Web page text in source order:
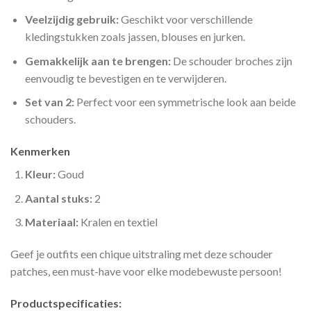
Veelzijdig gebruik:Geschikt voor verschillende
kledingstukken zoals jassen, blouses en jurken.
Gemakkelijk aan te brengen:De schouder broches zijn
eenvoudig te bevestigen en te verwijderen.
Set van 2:Perfect voor een symmetrische look aan beide
schouders.
Kenmerken
Kleur:Goud
Aantal stuks:2
Materiaal:Kralen en textiel
Geef je outfits een chique uitstraling met deze schouder
patches, een must-have voor elke modebewuste persoon!
Productspecificaties: